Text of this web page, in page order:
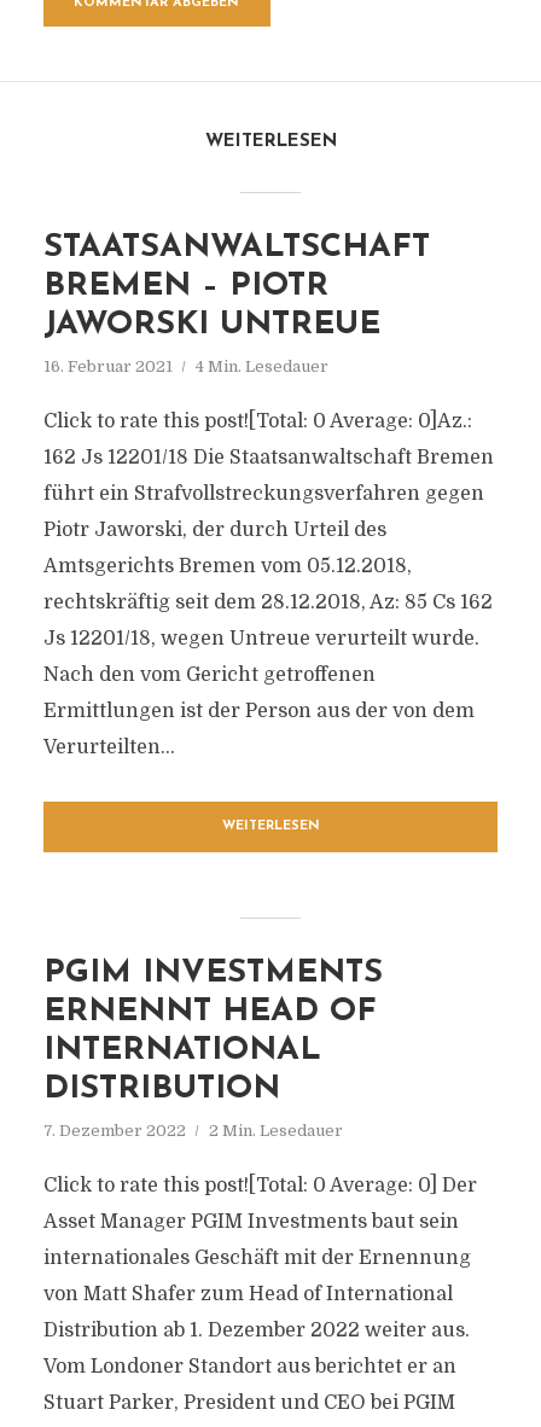
WEITERLESEN
STAATSANWALTSCHAFT
BREMEN – PIOTR
JAWORSKI UNTREUE
16. Februar 2021 4 Min. Lesedauer
Click to rate this post![Total: 0 Average: 0]Az.:
162 Js 12201/​18 Die Staatsanwaltschaft Bremen
führt ein Strafvollstreckungsverfahren gegen
Piotr Jaworski, der durch Urteil des
Amtsgerichts Bremen vom 05.12.2018,
rechtskräftig seit dem 28.12.2018, Az: 85 Cs 162
Js 12201/​18, wegen Untreue verurteilt wurde.
Nach den vom Gericht getroffenen
Ermittlungen ist der Person aus der von dem
Verurteilten...
WEITERLESEN
PGIM INVESTMENTS
ERNENNT HEAD OF
INTERNATIONAL
DISTRIBUTION
7. Dezember 2022 2 Min. Lesedauer
Click to rate this post![Total: 0 Average: 0] Der
Asset Manager PGIM Investments baut sein
internationales Geschäft mit der Ernennung
von Matt Shafer zum Head of International
Distribution ab 1. Dezember 2022 weiter aus.
Vom Londoner Standort aus berichtet er an
Stuart Parker, President und CEO bei PGIM